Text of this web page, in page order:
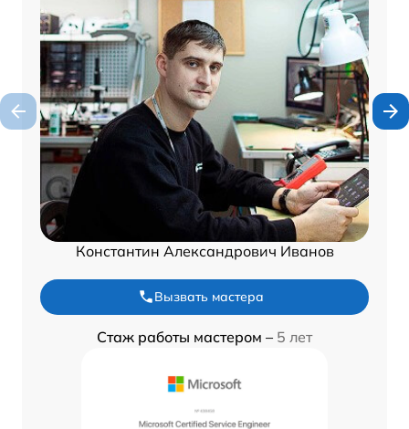
Константин Александрович Иванов
Вызвать мастера
Стаж работы мастером – 5 лет